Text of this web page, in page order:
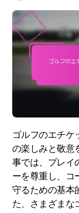
ゴルフのエチケットを理解することは、コースで
の楽しみと敬意
事では、プレイ
ーを尊重し、コ
守るための基本
た、さまざまな